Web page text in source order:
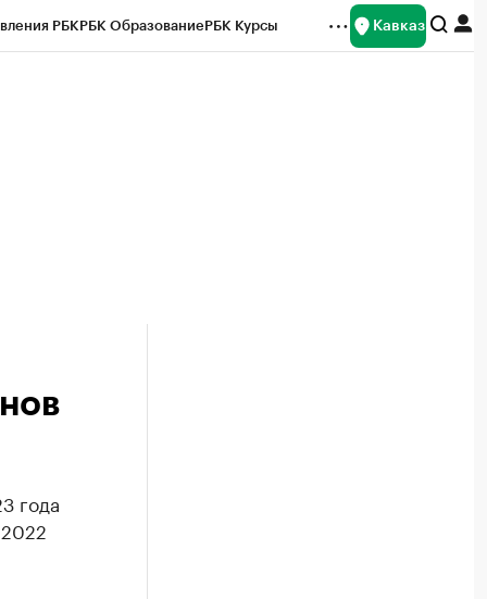
РБКРБК ОбразованиеРБК Курсы Кавказ
года